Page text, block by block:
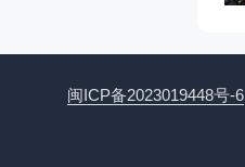
闽ICP备2023019448号-6